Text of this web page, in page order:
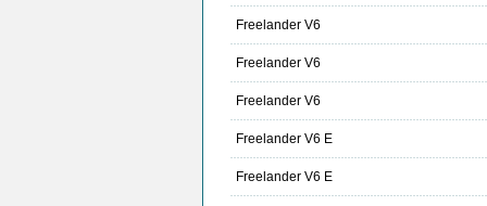
Freelander V6
Freelander V6
Freelander V6
Freelander V6 E
Freelander V6 E